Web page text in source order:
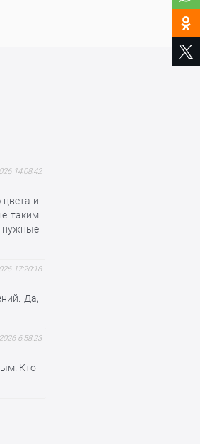
6:58:23
Кто-
17:20:18
Да,
14:08:42
и
таким
нужные